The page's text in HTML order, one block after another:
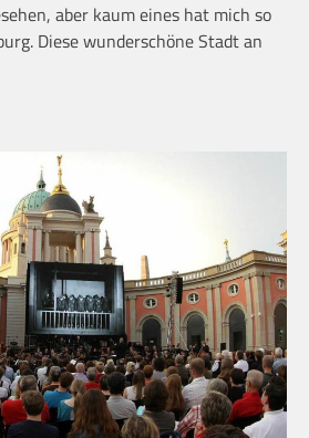
aber kaum eines hat mich so
Diese wunderschöne Stadt an